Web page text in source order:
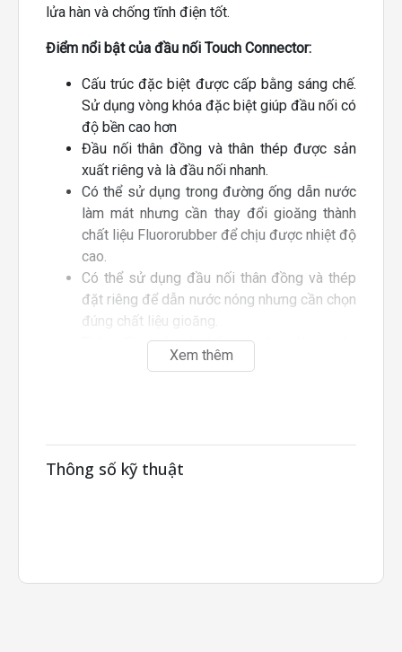
lửa hàn và chống tĩnh điện tốt.
Điểm nổi bật của đầu nối Touch Connector:
Cấu trúc đặc biệt được cấp bằng sáng chế.
Sử dụng vòng khóa đặc biệt giúp đầu nối có
độ bền cao hơn
Đầu nối thân đồng và thân thép được sản
xuất riêng và là đầu nối nhanh.
Có thể sử dụng trong đường ống dẫn nước
làm mát nhưng cần thay đổi gioăng thành
chất liệu Fluororubber để chịu được nhiệt độ
cao.
Có thể sử dụng đầu nối thân đồng và thép
đặt riêng để dẫn nước nóng nhưng cần chọn
đúng chất liệu gioăng.
Thân đầu nối có thể lựa chọn làm hoàn
toàn bằng kim loại hoặc bằng nhựa. Thân
vít.
Phần thân và khớp đầu nối có thể xoay
Xem thêm
Thông số kỹ thuật